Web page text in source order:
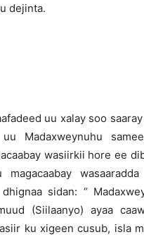
dejinta.
uu xalay soo
Madaxweynuhu
wasiirkii hore ee
wasaaradda
sidan: “
(Siilaanyo) ayaa
ku xigeen cusub, isla